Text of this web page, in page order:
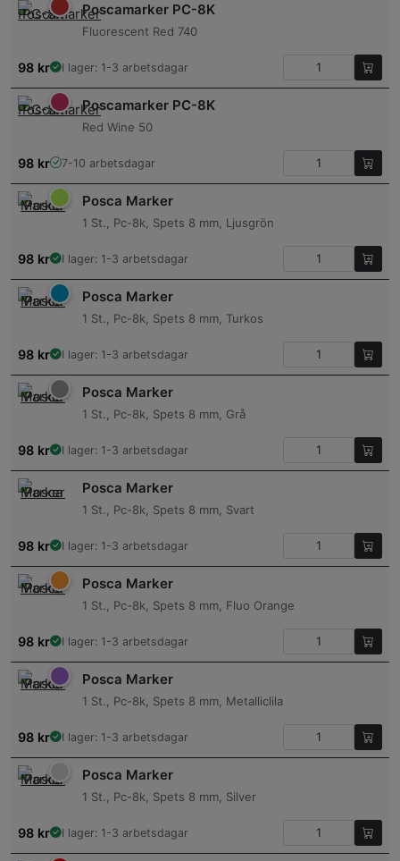
Poscamarker PC-8K
Fluorescent Red 740
98 kr I lager: 1-3 arbetsdagar
Poscamarker PC-8K
Red Wine 50
98 kr 7-10 arbetsdagar
Posca Marker
1 St., Pc-8k, Spets 8 mm, Ljusgrön
98 kr I lager: 1-3 arbetsdagar
Posca Marker
1 St., Pc-8k, Spets 8 mm, Turkos
98 kr I lager: 1-3 arbetsdagar
Posca Marker
1 St., Pc-8k, Spets 8 mm, Grå
98 kr I lager: 1-3 arbetsdagar
Posca Marker
1 St., Pc-8k, Spets 8 mm, Svart
98 kr I lager: 1-3 arbetsdagar
Posca Marker
1 St., Pc-8k, Spets 8 mm, Fluo Orange
98 kr I lager: 1-3 arbetsdagar
Posca Marker
1 St., Pc-8k, Spets 8 mm, Metalliclila
98 kr I lager: 1-3 arbetsdagar
Posca Marker
1 St., Pc-8k, Spets 8 mm, Silver
98 kr I lager: 1-3 arbetsdagar